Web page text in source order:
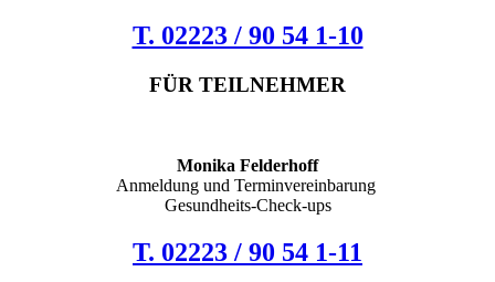
T. 02223 / 90 54 1-10
FÜR TEILNEHMER
Monika Felderhoff
Anmeldung und Terminvereinbarung
Gesundheits-Check-ups
T. 02223 / 90 54 1-11